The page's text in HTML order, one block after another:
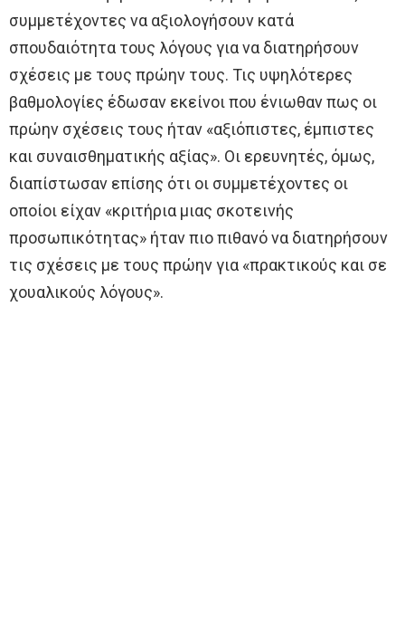
συμμετέχοντες να αξιολογήσουν κατά
σπουδαιότητα τους λόγους για να διατηρήσουν
σχέσεις με τους πρώην τους. Τις υψηλότερες
βαθμολογίες έδωσαν εκείνοι που ένιωθαν πως οι
πρώην σχέσεις τους ήταν «αξιόπιστες, έμπιστες
και συναισθηματικής αξίας». Οι ερευνητές, όμως,
διαπίστωσαν επίσης ότι οι συμμετέχοντες οι
οποίοι είχαν «κριτήρια μιας σκοτεινής
προσωπικότητας» ήταν πιο πιθανό να διατηρήσουν
τις σχέσεις με τους πρώην για «πρακτικούς και σε
χουαλικούς λόγους».